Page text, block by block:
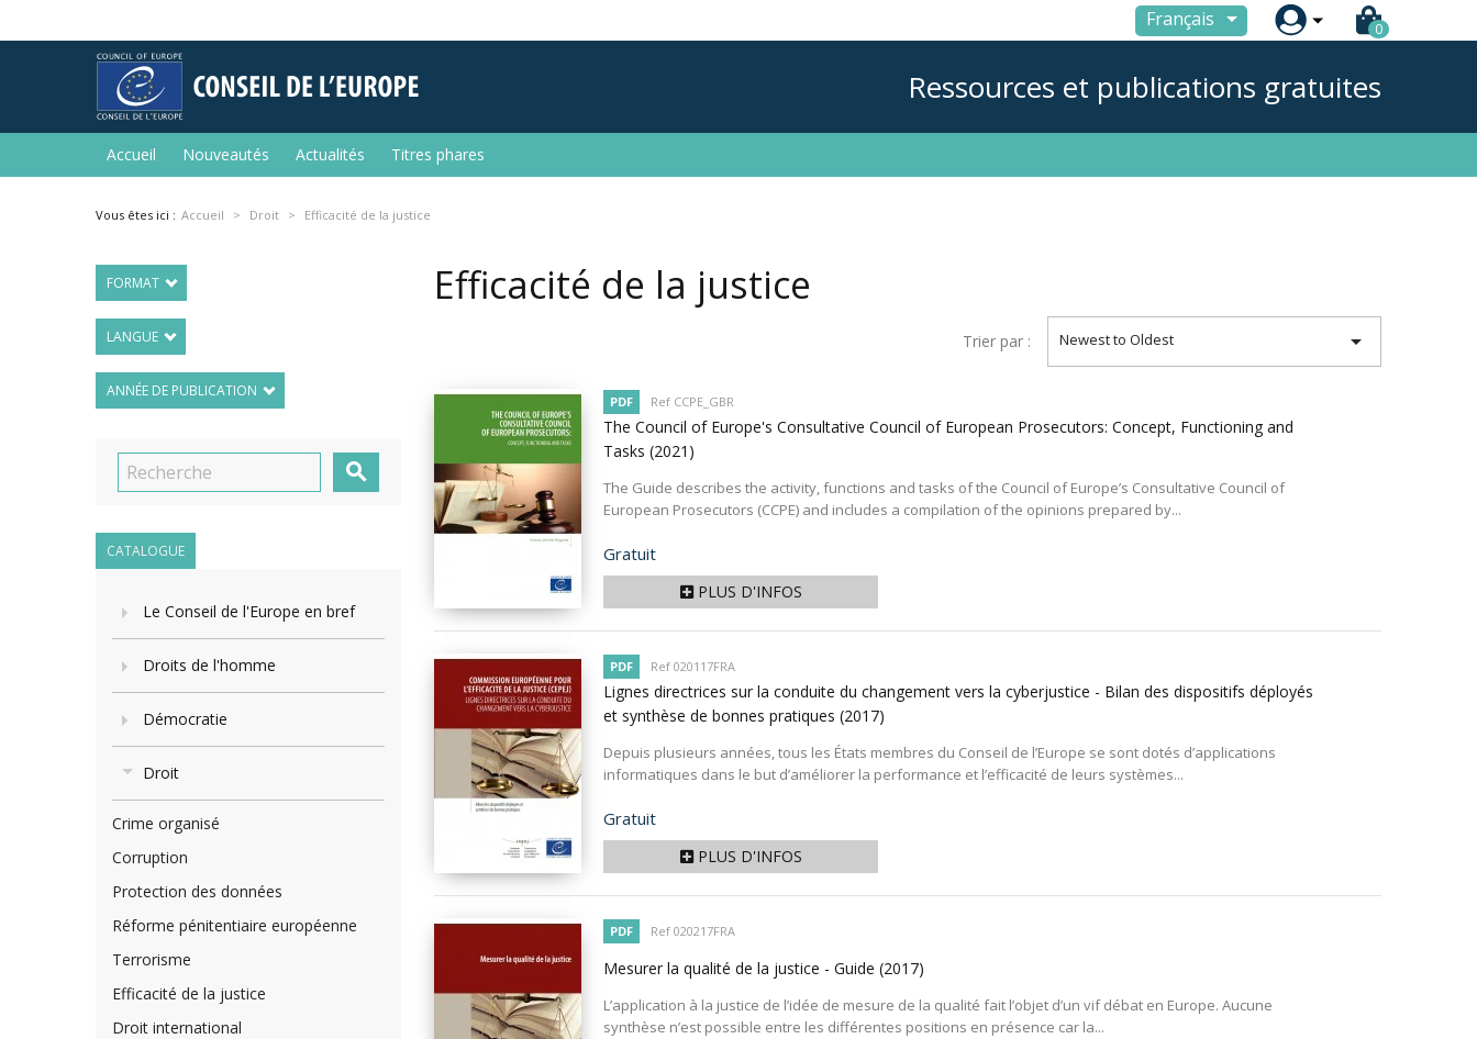
Français  0
Ressources et publications gratuites
Accueil Nouveautés Actualités Titres phares
Vous êtes ici : Accueil Droit Efficacité de la justice
FORMAT
LANGUE
ANNÉE DE PUBLICATION

CATALOGUE
Le Conseil de l'Europe en bref
Droits de l'homme
Démocratie
Droit
Crime organisé
Corruption
Protection des données
Réforme pénitentiaire européenne
Terrorisme
Efficacité de la justice
Droit international
Efficacité de la justice
Trier par : Newest to Oldest 
PDF Ref CCPE_GBR
The Council of Europe's Consultative Council of European Prosecutors: Concept, Functioning and
Tasks (2021)
The Guide describes the activity, functions and tasks of the Council of Europe’s Consultative Council of
European Prosecutors (CCPE) and includes a compilation of the opinions prepared by...
Prix
Gratuit
PLUS D'INFOS
PDF Ref 020117FRA
Lignes directrices sur la conduite du changement vers la cyberjustice - Bilan des dispositifs déployés
et synthèse de bonnes pratiques (2017)
Depuis plusieurs années, tous les États membres du Conseil de l’Europe se sont dotés d’applications
informatiques dans le but d’améliorer la performance et l’efficacité de leurs systèmes...
Prix
Gratuit
PLUS D'INFOS
PDF Ref 020217FRA
Mesurer la qualité de la justice - Guide (2017)
L’application à la justice de l’idée de mesure de la qualité fait l’objet d’un vif débat en Europe. Aucune
synthèse n’est possible entre les différentes positions en présence car la...